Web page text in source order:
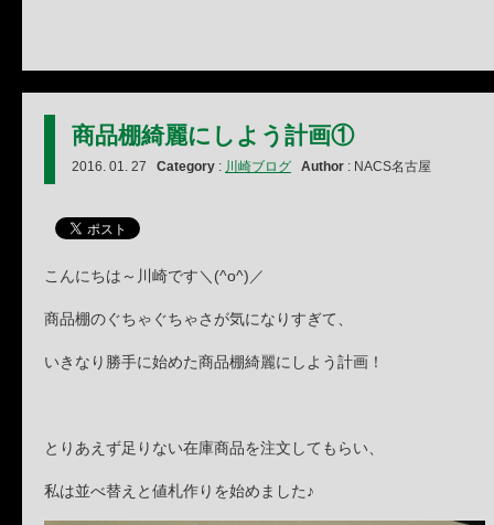
商品棚綺麗にしよう計画①
2016. 01. 27 Category : 川崎ブログ Author : NACS名古屋
こんにちは～川崎です＼(^o^)／
商品棚のぐちゃぐちゃさが気になりすぎて、
いきなり勝手に始めた商品棚綺麗にしよう計画！
とりあえず足りない在庫商品を注文してもらい、
私は並べ替えと値札作りを始めました♪